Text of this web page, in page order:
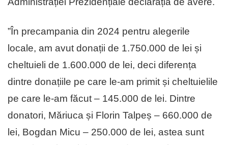
”În precampania din 2024 pentru alegerile
locale, am avut donații de 1.750.000 de lei și
cheltuieli de 1.600.000 de lei, deci diferența
dintre donațiile pe care le-am primit și cheltuielile
pe care le-am făcut – 145.000 de lei. Dintre
donatori, Măriuca și Florin Talpeș – 660.000 de
lei, Bogdan Micu – 250.000 de lei, astea sunt